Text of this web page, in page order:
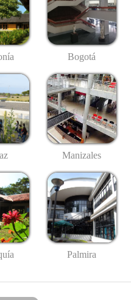
Bogotá
Manizales
Palmira